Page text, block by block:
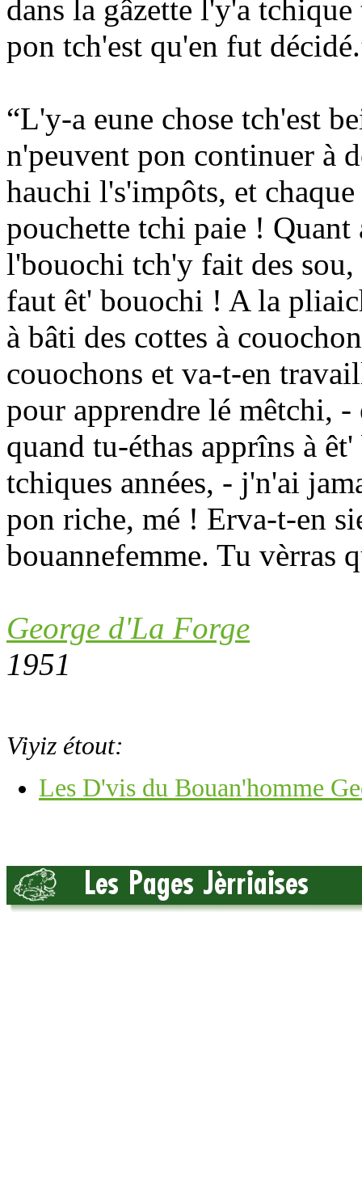
dans la gâzette l'y'a
pon tch'est qu'en fut
“L'y-a eune chose tch'est
n'peuvent pon continuer à
hauchi l's'impôts, et
pouchette tchi paie !
l'bouochi tch'y fait des
faut êt' bouochi ! A la
à bâti des cottes à
couochons et va-t-en
pour apprendre lé mêtchi, -
quand tu-éthas apprîns à
tchiques années, - j'n'ai
pon riche, mé ! Erva-t-en
bouannefemme. Tu vèrras
George d'La Forge
1951
Viyiz étout:
Les D'vis du Bouan'homme